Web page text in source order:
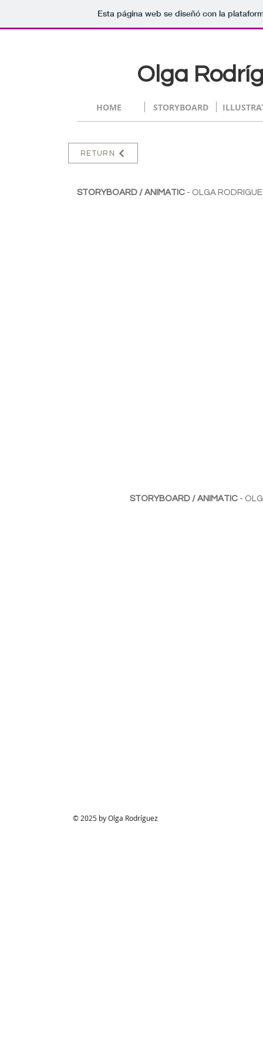
Esta página web se diseñó con la
Olga
HOME STORYBOARD
RETURN
STORYBOARD / ANIMATIC - OLGA
STORYBOARD / ANIMATIC -
© 2025 by Olga Rodríguez